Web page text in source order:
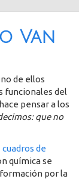
Van
de ellos
funcionales del
pensar a los
que no
de
química se
por la